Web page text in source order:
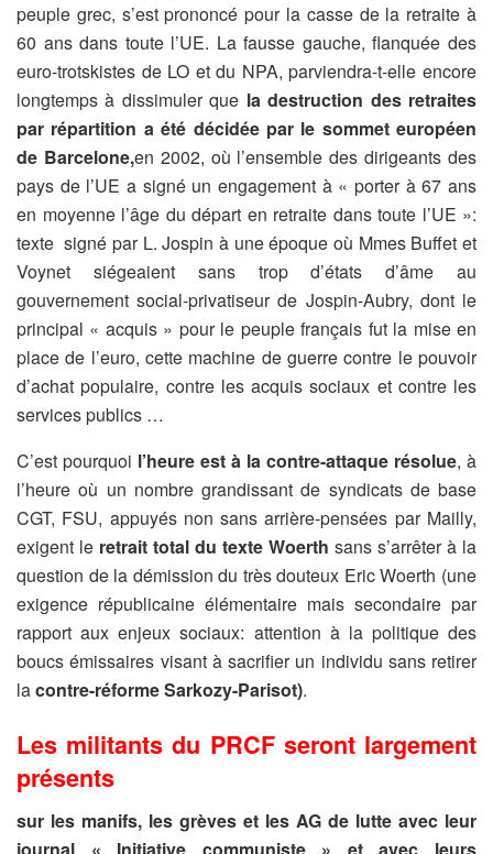
peuple grec, s’est prononcé pour la casse de la retraite à
60 ans dans toute l’UE. La fausse gauche, flanquée des
euro-trotskistes de LO et du NPA, parviendra-t-elle encore
longtemps à dissimuler que la destruction des retraites
par répartition a été décidée par le sommet européen
de Barcelone,en 2002, où l’ensemble des dirigeants des
pays de l’UE a signé un engagement à « porter à 67 ans
en moyenne l’âge du départ en retraite dans toute l’UE »:
texte signé par L. Jospin à une époque où Mmes Buffet et
Voynet siégeaient sans trop d’états d’âme au
gouvernement social-privatiseur de Jospin-Aubry, dont le
principal « acquis » pour le peuple français fut la mise en
place de l’euro, cette machine de guerre contre le pouvoir
d’achat populaire, contre les acquis sociaux et contre les
services publics …
C’est pourquoi l’heure est à la contre-attaque résolue, à
l’heure où un nombre grandissant de syndicats de base
CGT, FSU, appuyés non sans arrière-pensées par Mailly,
exigent le retrait total du texte Woerth sans s’arrêter à la
question de la démission du très douteux Eric Woerth (une
exigence républicaine élémentaire mais secondaire par
rapport aux enjeux sociaux: attention à la politique des
boucs émissaires visant à sacrifier un individu sans retirer
lacontre-réforme Sarkozy-Parisot).
Les militants du PRCF seront largement
présents
sur les manifs, les grèves et les AG de lutte avec leur
journal « Initiative communiste » et avec leurs